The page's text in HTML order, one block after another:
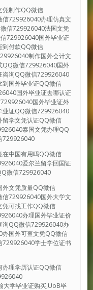
凭制作QQ微信
729926040办理仿真文
信729926040法国文凭
729926040国外毕业证
到付款QQ微信
制作国外会计文
QQ微信729926040国外
咨询QQ微信729926040
国外毕业证QQ微信
国外毕业证去哪认证
国外毕业证外
业证QQ微信729926040
学文凭认证QQ微信
泰国文凭办理QQ
729926040
中国有用吗QQ微信
爱尔兰留学回国证
微信729926040
文凭质量QQ微信
729926040国外大学文
可找工作QQ微信
办理国外毕业证价
询QQ微信729926040办
国外可查文凭QQ微信
学士学位证书
理学历认证QQ微信
大学毕业证购买,UoB毕